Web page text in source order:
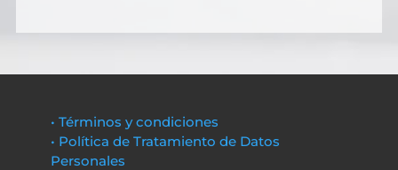
• Términos y condiciones
• Política de Tratamiento de Datos
Personales